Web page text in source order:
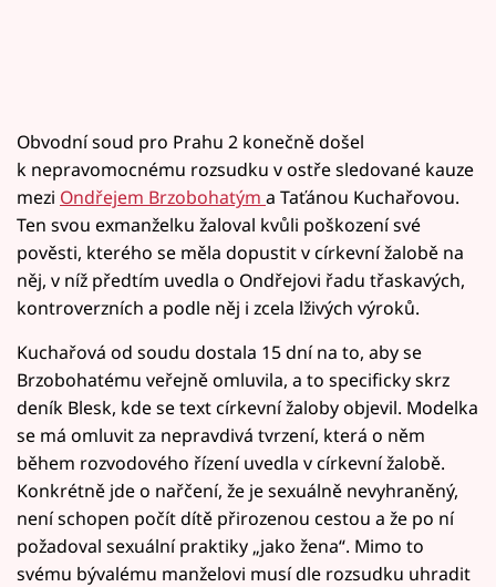
Obvodní soud pro Prahu 2 konečně došel
k nepravomocnému rozsudku v ostře sledované kauze
mezi Ondřejem Brzobohatým a Taťánou Kuchařovou.
Ten svou exmanželku žaloval kvůli poškození své
pověsti, kterého se měla dopustit v církevní žalobě na
něj, v níž předtím uvedla o Ondřejovi řadu třaskavých,
kontroverzních a podle něj i zcela lživých výroků.
Kuchařová od soudu dostala 15 dní na to, aby se
Brzobohatému veřejně omluvila, a to specificky skrz
deník Blesk, kde se text církevní žaloby objevil. Modelka
se má omluvit za nepravdivá tvrzení, která o něm
během rozvodového řízení uvedla v církevní žalobě.
Konkrétně jde o nařčení, že je sexuálně nevyhraněný,
není schopen počít dítě přirozenou cestou a že po ní
požadoval sexuální praktiky „jako žena“. Mimo to
svému bývalému manželovi musí dle rozsudku uhradit